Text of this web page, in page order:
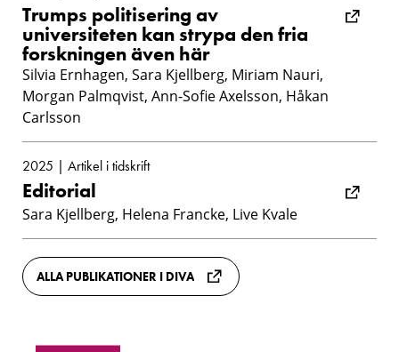
Trumps politisering av
universiteten kan strypa den fria
forskningen även här
Silvia Ernhagen, Sara Kjellberg, Miriam Nauri,
Morgan Palmqvist, Ann-Sofie Axelsson, Håkan
Carlsson
2025 | Artikel i tidskrift
Editorial
Sara Kjellberg, Helena Francke, Live Kvale
ALLA PUBLIKATIONER I DIVA